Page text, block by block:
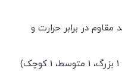
در برابر حرارت و